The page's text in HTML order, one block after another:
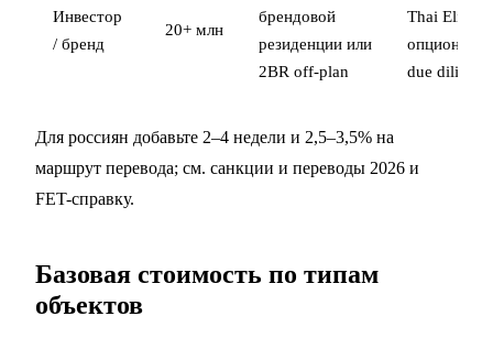
Инвестор
/ бренд
20+ млн
брендовой
резиденции или
2BR off-plan
Thai Elite
due
Для россиян добавьте 2–4 недели и 2,5–3,5% на
маршрут перевода; см. санкции и переводы 2026 и
FET-справку.
Базовая стоимость по типам
объектов